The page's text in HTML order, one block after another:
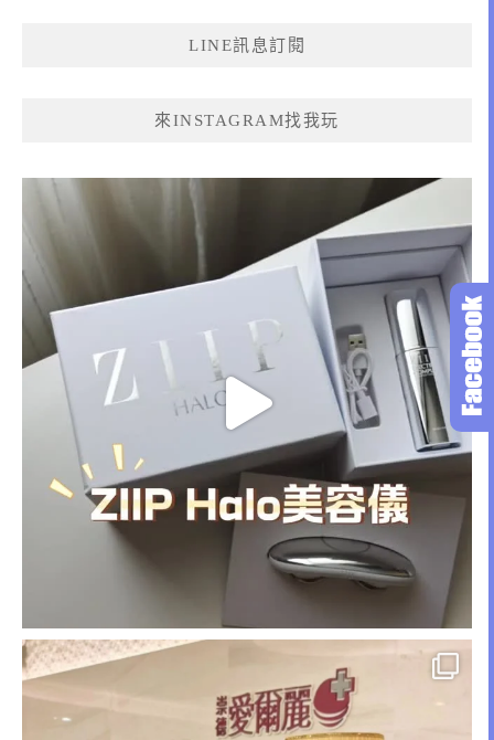
LINE訊息訂閱
來INSTAGRAM找我玩